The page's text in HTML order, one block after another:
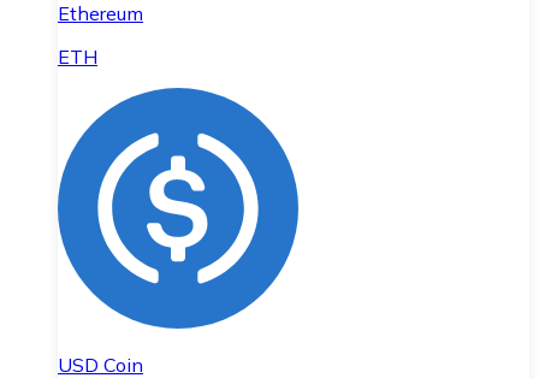
Ethereum
ETH
USD Coin